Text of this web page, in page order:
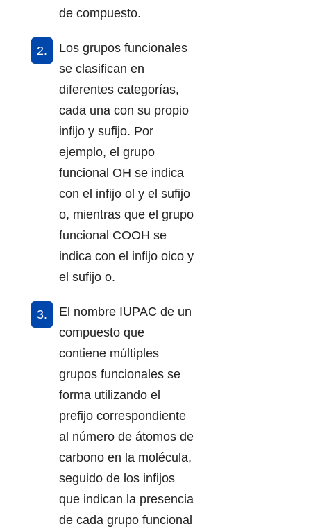
de compuesto.
Los grupos funcionales
se clasifican en
diferentes categorías,
cada una con su propio
infijo y sufijo. Por
ejemplo, el grupo
funcional OH se indica
con el infijo ol y el sufijo
o, mientras que el grupo
funcional COOH se
indica con el infijo oico y
el sufijo o.
El nombre IUPAC de un
compuesto que
contiene múltiples
grupos funcionales se
forma utilizando el
prefijo correspondiente
al número de átomos de
carbono en la molécula,
seguido de los infijos
que indican la presencia
de cada grupo funcional